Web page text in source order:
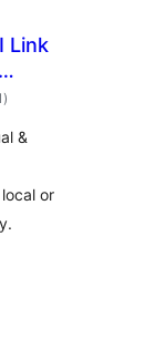
Link
total
de
)
&
or